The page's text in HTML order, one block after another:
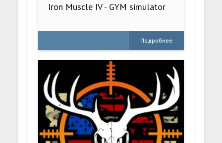
Iron Muscle IV - GYM simulator
Подробнее